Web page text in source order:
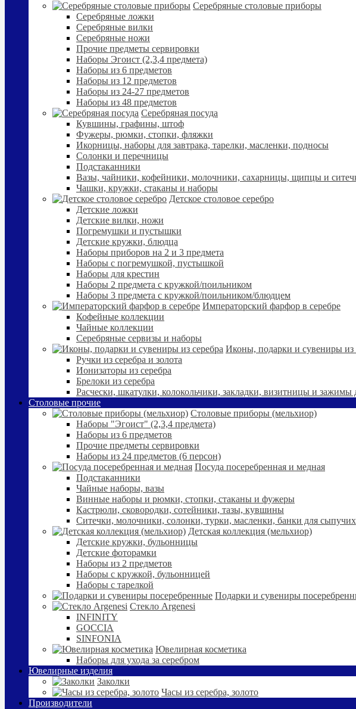
Cеребряные столовые приборы
Серебряные ложки
Серебряные вилки
Серебряные ножи
Прочие предметы сервировки
Наборы Эгоист (2,3,4 предмета)
Наборы из 6 предметов
Наборы из 12 предметов
Наборы из 24-27 предметов
Наборы из 48 предметов
Серебряная посуда
Кувшины, графины, штоф
Фужеры, рюмки, стопки, фляжки
Икорницы, наборы для завтрака, тарелки, масленки, подносы
Солонки и перечницы
Подстаканники
Вазы, чайники, кофейники, молочники, сахарницы, щипцы и
Чашки, кружки, стаканы и наборы
Детское столовое серебро
Детские ложки
Детские вилки, ножи
Погремушки и пустышки
Детские кружки, блюдца
Наборы приборов на 2 и 3 предмета
Наборы с погремушкой, пустышкой
Наборы для крестин
Наборы 2 предмета с кружкой/поильником
Наборы 3 предмета с кружкой/поильником/блюдцем
Императорский фарфор в серебре
Кофейные коллекции
Чайные коллекции
Серебряные сервизы и наборы
Иконы, подарки и сувениры из
Ручки из серебра и золота
Ионизаторы из серебра
Брелоки из серебра
Расчески, шкатулки, колокольчики, закладки, визитницы и зажимы
Столовые прочие
Столовые приборы (мельхиор)
Наборы "Эгоист" (2,3,4 предмета)
Наборы из 6 предметов
Прочие предметы сервировки
Наборы из 24 предметов (6 персон)
Посуда посеребренная и медная
Подстаканники
Чайные наборы, вазы
Винные наборы и рюмки, стопки, стаканы и фужеры
Кастрюли, сковородки, сотейники, тазы, кувшины
Ситечки, молочники, солонки, турки, масленки, банки для сыпучих
Детская коллекция (мельхиор)
Детские кружки, бульонницы
Детские фоторамки
Наборы из 2 предметов
Наборы с кружкой, бульонницей
Наборы с тарелкой
Подарки и сувениры
Стекло Argenesi
INFINITY
GOCCIA
SINFONIA
Ювелирная косметика
Наборы для ухода за серебром
Ювелирные изделия
Заколки
Часы из серебра, золото
Производители